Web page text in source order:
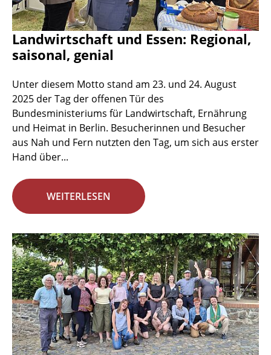
Landwirtschaft und Essen: Regional,
saisonal, genial
Unter diesem Motto stand am 23. und 24. August
2025 der Tag der offenen Tür des
Bundesministeriums für Landwirtschaft, Ernährung
und Heimat in Berlin. Besucherinnen und Besucher
aus Nah und Fern nutzten den Tag, um sich aus erster
Hand über...
WEITERLESEN